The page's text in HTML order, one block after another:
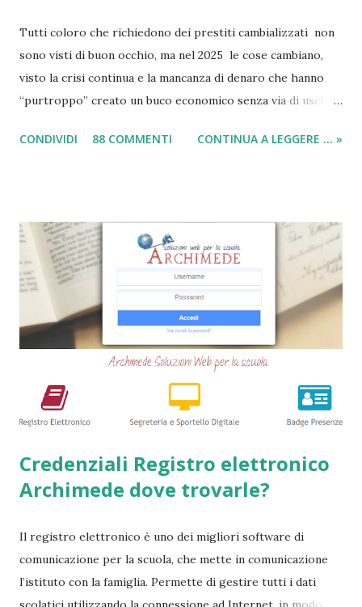
Tutti coloro che richiedono dei prestiti cambializzati non
sono visti di buon occhio, ma nel 2025 le cose cambiano,
visto la crisi continua e la mancanza di denaro che hanno
“purtroppo” creato un buco economico senza via di uscita
ancora da varie compagnie in Italia. Nella seguente guida,
altrettante hanno deciso di non concedere più queste
tipologie di prestiti a cambiali. Comunque sia, ancora oggi
esiste qualche possibilità, (fortunatamente per molti
cittadini) di accedere a questi prodotti. Ecco perchè
abbiamo deciso di creare questa guida dettagliata. Nel
frattempo, se volete potete anche consultare le seguenti
guide => Come accedere a prestiti dopo essere stati
segnalati al Crif - Prest...
CONDIVIDI 88 COMMENTI CONTINUA A LEGGERE ... »
Credenziali Registro elettronico
Archimede dove trovarle?
Il registro elettronico è uno dei migliori software di
comunicazione per la scuola, che mette in comunicazione
l’istituto con la famiglia. Permette di gestire tutti i dati